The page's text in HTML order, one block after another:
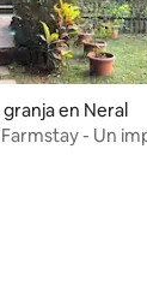
de 5; 33
granja en Neral
- Un